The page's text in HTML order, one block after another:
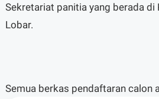
Sekretariat panitia yang berada di
Lobar.
Semua berkas pendaftaran calon